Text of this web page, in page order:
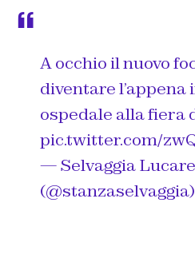
A occhio il nuovo
diventare
ospedale alla fiera
pic.twitter.com/
— Selvaggia
(@stanzaselvaggia)